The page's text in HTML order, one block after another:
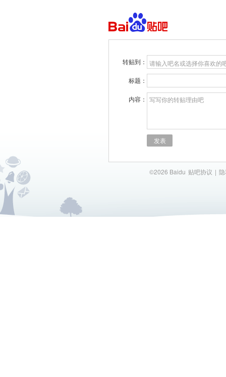
转贴到： 请输入吧名或选择你喜欢的
标题：
内容： 写写你的转贴理由吧
发表
©2026 Baidu 贴吧协议 |